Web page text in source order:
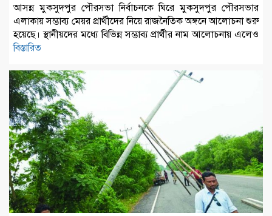
আসন্ন মুকসুদপুর পৌরসভা নির্বাচনকে ঘিরে মুকসুদপুর পৌরসভার
এলাকায় সম্ভাব্য মেয়র প্রার্থীদের নিয়ে রাজনৈতিক অঙ্গনে আলোচনা শুরু
হয়েছে। স্থানীয়দের মধ্যে বিভিন্ন সম্ভাব্য প্রার্থীর নাম আলোচনায় এলেও
বিস্তারিত